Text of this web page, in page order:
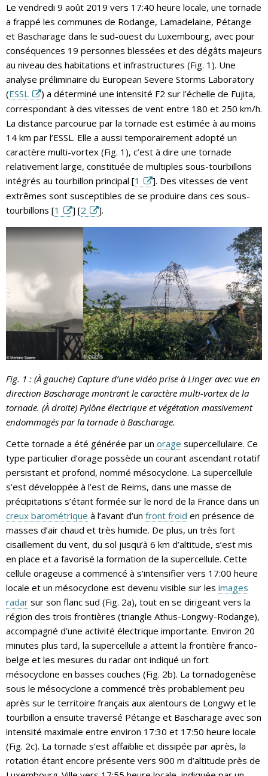
Le vendredi 9 août 2019 vers 17:40 heure locale, une tornade
a frappé les communes de Rodange, Lamadelaine, Pétange
et Bascharage dans le sud-ouest du Luxembourg, avec pour
conséquences 19 personnes blessées et des dégâts majeurs
au niveau des habitations et infrastructures (Fig. 1). Une
analyse préliminaire du European Severe Storms Laboratory
(ESSL
) a déterminé une intensité F2 sur l’échelle de Fujita,
correspondant à des vitesses de vent entre 180 et 250 km/h.
La distance parcourue par la tornade est estimée à au moins
14 km par l’ESSL. Elle a aussi temporairement adopté un
caractère multi-vortex (Fig. 1), c’est à dire une tornade
relativement large, constituée de multiples sous-tourbillons
intégrés au tourbillon principal [1
]. Des vitesses de vent
extrêmes sont susceptibles de se produire dans ces sous-
tourbillons [1 ] [2 ].
Fig. 1 : (À gauche) Capture d’une vidéo prise à Linger avec vue en
direction Bascharage montrant le caractère multi-vortex de la
tornade. (À droite) Pylône électrique et végétation massivement
endommagés par la tornade à Bascharage.
Cette tornade a été générée par un orage supercellulaire. Ce
type particulier d’orage possède un courant ascendant rotatif
persistant et profond, nommé mésocyclone. La supercellule
s’est développée à l’est de Reims, dans une masse de
précipitations s’étant formée sur le nord de la France dans un
creux barométrique à l’avant d’un front froid en présence de
masses d’air chaud et très humide. De plus, un très fort
cisaillement du vent, du sol jusqu’à 6 km d’altitude, s’est mis
en place et a favorisé la formation de la supercellule. Cette
cellule orageuse a commencé à s’intensifier vers 17:00 heure
locale et un mésocyclone est devenu visible sur les images
radar sur son flanc sud (Fig. 2a), tout en se dirigeant vers la
région des trois frontières (triangle Athus-Longwy-Rodange),
accompagné d’une activité électrique importante. Environ 20
minutes plus tard, la supercellule a atteint la frontière franco-
belge et les mesures du radar ont indiqué un fort
mésocyclone en basses couches (Fig. 2b). La tornadogenèse
sous le mésocyclone a commencé très probablement peu
après sur le territoire français aux alentours de Longwy et le
tourbillon a ensuite traversé Pétange et Bascharage avec son
intensité maximale entre environ 17:30 et 17:50 heure locale
(Fig. 2c). La tornade s’est affaiblie et dissipée par après, la
rotation étant encore présente vers 900 m d’altitude près de